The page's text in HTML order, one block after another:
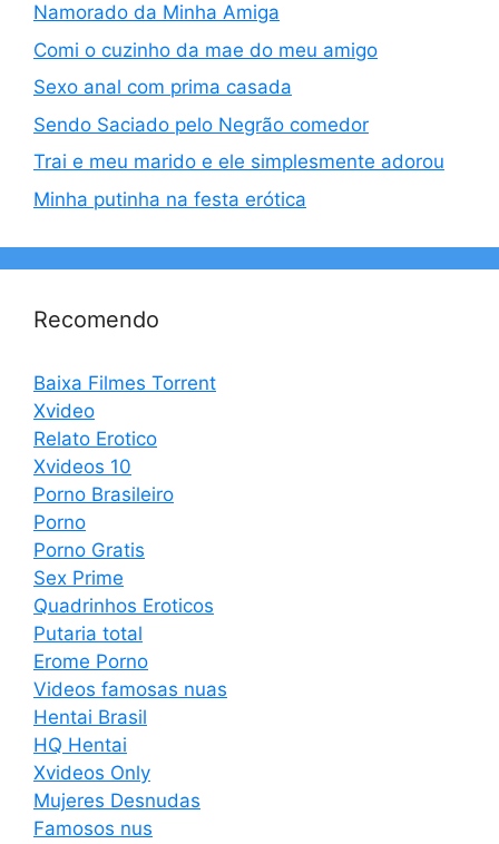
Namorado da Minha Amiga
Comi o cuzinho da mae do meu amigo
Sexo anal com prima casada
Sendo Saciado pelo Negrão comedor
Trai e meu marido e ele simplesmente adorou
Minha putinha na festa erótica
Recomendo
Baixa Filmes Torrent
Xvideo
Relato Erotico
Xvideos 10
Porno Brasileiro
Porno
Porno Gratis
Sex Prime
Quadrinhos Eroticos
Putaria total
Erome Porno
Videos famosas nuas
Hentai Brasil
HQ Hentai
Xvideos Only
Mujeres Desnudas
Famosos nus